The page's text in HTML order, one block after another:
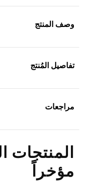
وصف المنتج
تفاصيل المُنتج
مراجعات
المنتجات
مؤخراً